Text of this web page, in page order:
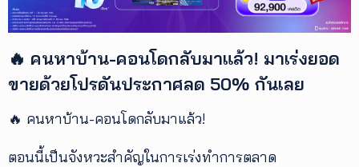
เงื่อนไข
การ
บริการ
ดาวน์
โหลด
🔥 คนหาบ้าน-คอนโดกลับมาแล้ว! มาเร่งยอด
ขายด้วยโปรดันประกาศลด 50% กันเลย
🔥 คนหาบ้าน-คอนโดกลับมาแล้ว!
ตอนนี้เป็นจังหวะสำคัญในการเร่งทำการตลาด